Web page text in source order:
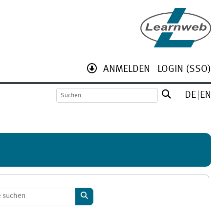
ANMELDEN LOGIN (SSO)
DE EN
Kurse suchen
Kurse suchen